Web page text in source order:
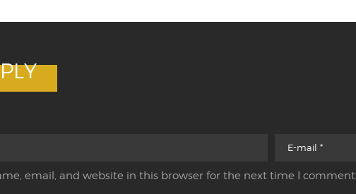
email, and website in this browser for the next time I comment.